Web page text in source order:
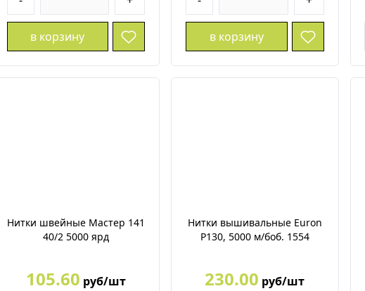
в корзину в корзину
Нитки швейные Мастер 141
40/2 5000 ярд
105.60 руб/шт
Нитки вышивальные Euron
P130, 5000 м/боб. 1554
230.00 руб/шт